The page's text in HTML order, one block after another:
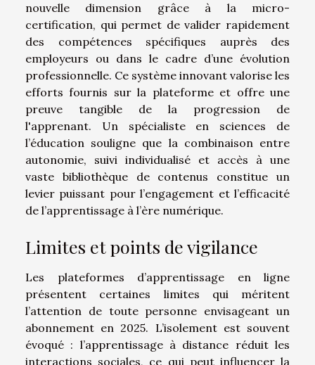
nouvelle dimension grâce à la micro-
certification, qui permet de valider rapidement
des compétences spécifiques auprès des
employeurs ou dans le cadre d’une évolution
professionnelle. Ce système innovant valorise les
efforts fournis sur la plateforme et offre une
preuve tangible de la progression de
l'apprenant. Un spécialiste en sciences de
l’éducation souligne que la combinaison entre
autonomie, suivi individualisé et accès à une
vaste bibliothèque de contenus constitue un
levier puissant pour l’engagement et l’efficacité
de l’apprentissage à l’ère numérique.
Limites et points de vigilance
Les plateformes d’apprentissage en ligne
présentent certaines limites qui méritent
l’attention de toute personne envisageant un
abonnement en 2025. L’isolement est souvent
évoqué : l’apprentissage à distance réduit les
interactions sociales, ce qui peut influencer la